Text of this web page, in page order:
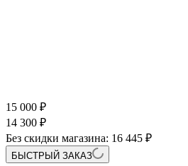
15 000 ₽
14 300 ₽
Без скидки магазина: 16 445 ₽
БЫСТРЫЙ ЗАКАЗ